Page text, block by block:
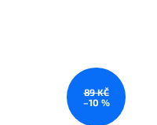
89 KČ
–10 %